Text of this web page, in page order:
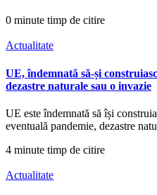
0 minute timp de citire
Actualitate
UE, îndemnată să-și
dezastre naturale sau o invazie
UE este îndemnată să își
eventuală pandemie, dezastre
4 minute timp de citire
Actualitate